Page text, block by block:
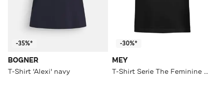
-35%*
BOGNER
T-Shirt 'Alexi' navy
-30%*
MEY
T-Shirt Serie The Feminine Schwarz